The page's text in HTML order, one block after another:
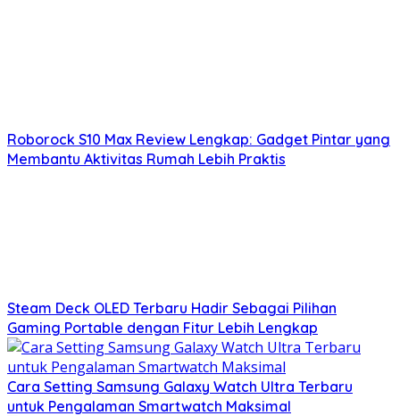
Roborock S10 Max Review Lengkap: Gadget Pintar yang
Membantu Aktivitas Rumah Lebih Praktis
Steam Deck OLED Terbaru Hadir Sebagai Pilihan
Gaming Portable dengan Fitur Lebih Lengkap
Cara Setting Samsung Galaxy Watch Ultra Terbaru
untuk Pengalaman Smartwatch Maksimal